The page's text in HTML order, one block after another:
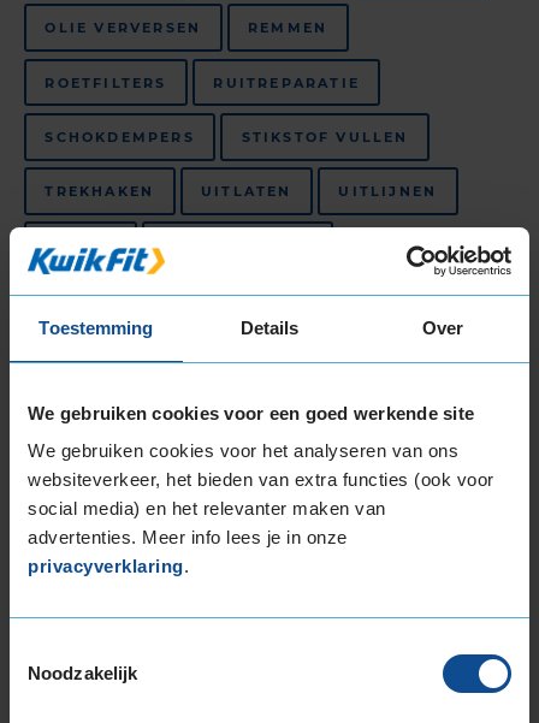
Toestemming Details Over
We gebruiken cookies voor een goed werkende site
We gebruiken cookies voor het analyseren van ons
websiteverkeer, het bieden van extra functies (ook voor
social media) en het relevanter maken van
advertenties. Meer info lees je in onze
privacyverklaring.
Noodzakelijk
OLIE VERVERSEN REMMEN
ROETFILTERS RUITREPARATIE
SCHOKDEMPERS STIKSTOF VULLEN
TREKHAKEN UITLATEN UITLIJNEN
VELGEN
ZOMERBANDEN
beschikbaar bij andere filialen
FIETSONDERHOUDSBEURT
FIETSBANDENSERVICE
KwikFit is de beste keus voorAPK in De Meern,
De Meern.